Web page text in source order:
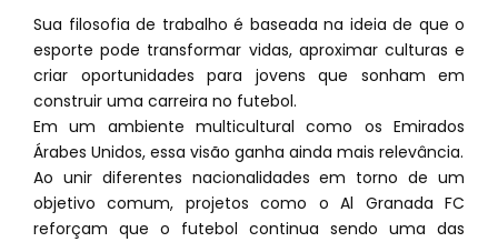
Sua filosofia de trabalho é baseada na ideia de que o
esporte pode transformar vidas, aproximar culturas e
criar oportunidades para jovens que sonham em
construir uma carreira no futebol.
Em um ambiente multicultural como os Emirados
Árabes Unidos, essa visão ganha ainda mais relevância.
Ao unir diferentes nacionalidades em torno de um
objetivo comum, projetos como o Al Granada FC
reforçam que o futebol continua sendo uma das